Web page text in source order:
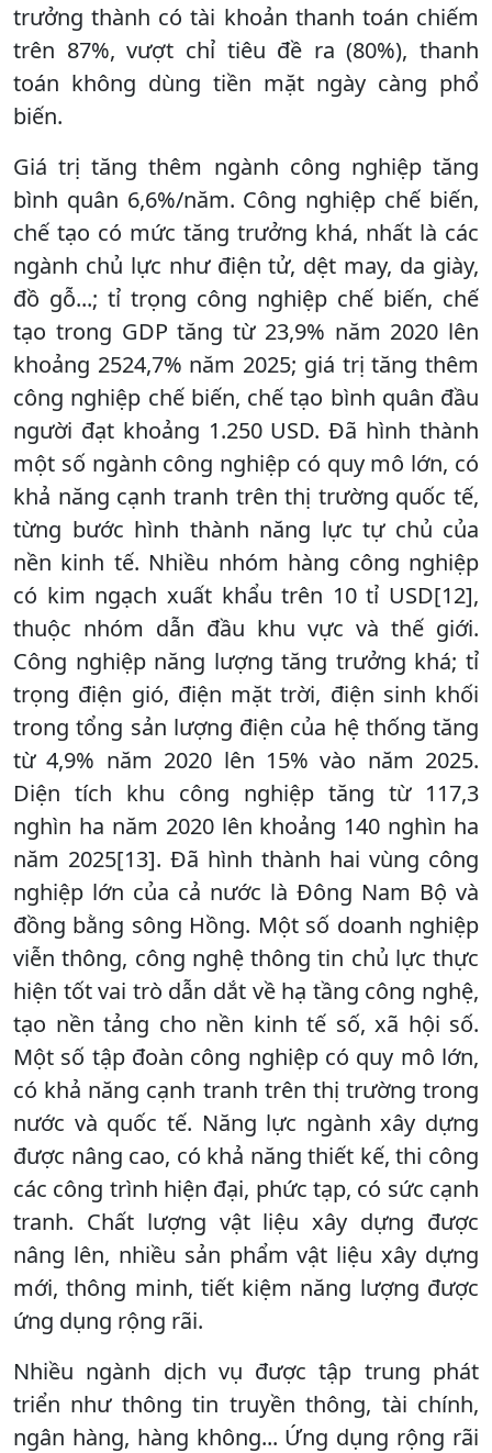
trưởng thành có tài khoản thanh toán chiếm
trên 87%, vượt chỉ tiêu đề ra (80%), thanh
toán không dùng tiền mặt ngày càng phổ
biến.
Giá trị tăng thêm ngành công nghiệp tăng
bình quân 6,6%/năm. Công nghiệp chế biến,
chế tạo có mức tăng trưởng khá, nhất là các
ngành chủ lực như điện tử, dệt may, da giày,
đồ gỗ...; tỉ trọng công nghiệp chế biến, chế
tạo trong GDP tăng từ 23,9% năm 2020 lên
khoảng 2524,7% năm 2025; giá trị tăng thêm
công nghiệp chế biến, chế tạo bình quân đầu
người đạt khoảng 1.250 USD. Đã hình thành
một số ngành công nghiệp có quy mô lớn, có
khả năng cạnh tranh trên thị trường quốc tế,
từng bước hình thành năng lực tự chủ của
nền kinh tế. Nhiều nhóm hàng công nghiệp
có kim ngạch xuất khẩu trên 10 tỉ USD[12],
thuộc nhóm dẫn đầu khu vực và thế giới.
Công nghiệp năng lượng tăng trưởng khá; tỉ
trọng điện gió, điện mặt trời, điện sinh khối
trong tổng sản lượng điện của hệ thống tăng
từ 4,9% năm 2020 lên 15% vào năm 2025.
Diện tích khu công nghiệp tăng từ 117,3
nghìn ha năm 2020 lên khoảng 140 nghìn ha
năm 2025[13]. Đã hình thành hai vùng công
nghiệp lớn của cả nước là Đông Nam Bộ và
đồng bằng sông Hồng. Một số doanh nghiệp
viễn thông, công nghệ thông tin chủ lực thực
hiện tốt vai trò dẫn dắt về hạ tầng công nghệ,
tạo nền tảng cho nền kinh tế số, xã hội số.
Một số tập đoàn công nghiệp có quy mô lớn,
có khả năng cạnh tranh trên thị trường trong
nước và quốc tế. Năng lực ngành xây dựng
được nâng cao, có khả năng thiết kế, thi công
các công trình hiện đại, phức tạp, có sức cạnh
tranh. Chất lượng vật liệu xây dựng được
nâng lên, nhiều sản phẩm vật liệu xây dựng
mới, thông minh, tiết kiệm năng lượng được
ứng dụng rộng rãi.
Nhiều ngành dịch vụ được tập trung phát
triển như thông tin truyền thông, tài chính,
ngân hàng, hàng không... Ứng dụng rộng rãi